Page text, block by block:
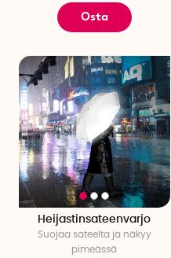
Osta
Heijastinsateenvarjo
Suojaa sateelta ja näkyy
pimeässä